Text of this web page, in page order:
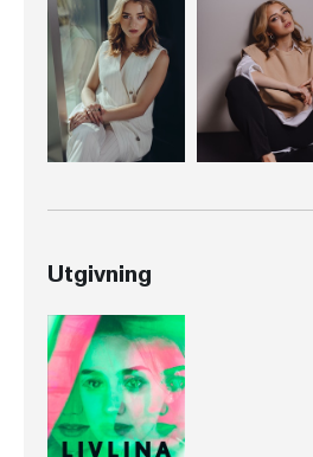
Utgivning